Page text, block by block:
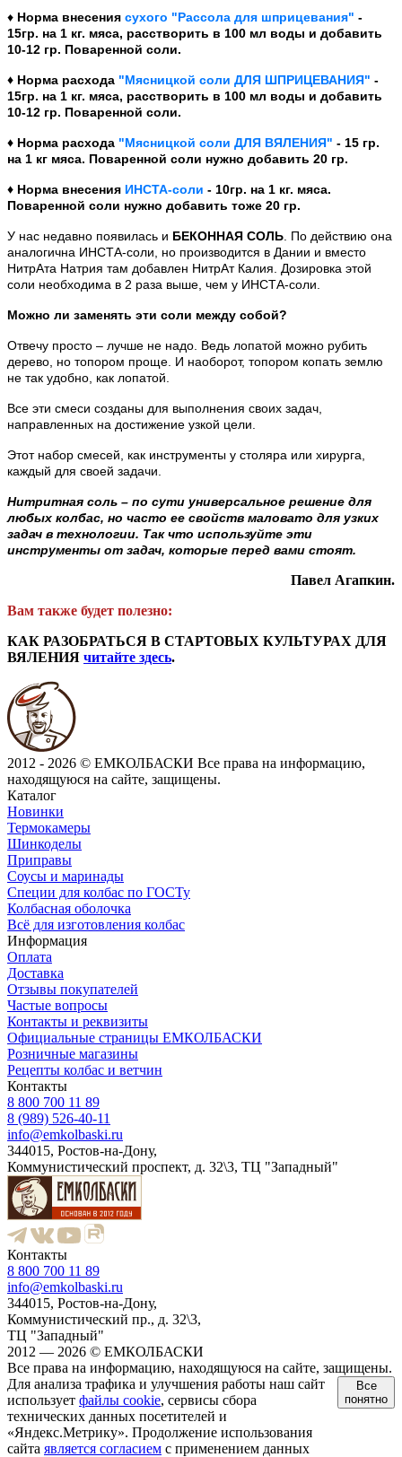
​♦ Норма внесения сухого "Рассола для шприцевания" -
15гр. на 1 кг. мяса, расстворить в 100 мл воды и добавить
10-12 гр. Поваренной соли.
♦ Норма расхода "Мясницкой соли ДЛЯ ШПРИЦЕВАНИЯ" -
15гр. на 1 кг. мяса, расстворить в 100 мл воды и добавить
10-12 гр. Поваренной соли.
♦ Норма расхода "Мясницкой соли ДЛЯ ВЯЛЕНИЯ" - 15 гр.
на 1 кг мяса. Поваренной соли нужно добавить 20 гр.
♦ Норма внесения ИНСТА-соли - 10гр. на 1 кг. мяса.
Поваренной соли нужно добавить тоже 20 гр.
У нас недавно появилась и БЕКОННАЯ СОЛЬ . По действию она
аналогична ИНСТА-соли, но производится в Дании и вместо
НитрАта Натрия там добавлен НитрАт Калия. Дозировка этой
соли необходима в 2 раза выше, чем у ИНСТА-соли.
Можно ли заменять эти соли между собой?
Отвечу просто – лучше не надо. Ведь лопатой можно рубить
дерево, но топором проще. И наоборот, топором копать землю
не так удобно, как лопатой.
Все эти смеси созданы для выполнения своих задач,
направленных на достижение узкой цели.
Этот набор смесей, как инструменты у столяра или хирурга,
каждый для своей задачи.
Нитритная соль – по сути универсальное решение для
любых колбас, но часто ее свойств маловато для узких
задач в технологии. Так что используйте эти
инструменты от задач, которые перед вами стоят.
Павел Агапкин.
Вам также будет полезно:
КАК РАЗОБРАТЬСЯ В СТАРТОВЫХ КУЛЬТУРАХ ДЛЯ
ВЯЛЕНИЯ читайте здесь.
2012 - 2026 © ЕМКОЛБАСКИ Все права на информацию,
находящуюся на сайте, защищены.
Каталог
Новинки
Термокамеры
Шинкоделы
Приправы
Соусы и маринады
Специи для колбас по ГОСТу
Колбасная оболочка
Всё для изготовления колбас
Информация
Оплата
Доставка
Отзывы покупателей
Частые вопросы
Контакты и реквизиты
Официальные страницы ЕМКОЛБАСКИ
Розничные магазины
Рецепты колбас и ветчин
Контакты
8 800 700 11 89
8 (989) 526-40-11
info@emkolbaski.ru
344015, Ростов-на-Дону,
Коммунистический проспект, д. 32\3, ТЦ "Западный"
Контакты
8 800 700 11 89
info@emkolbaski.ru
344015, Ростов-на-Дону,
Коммунистический пр., д. 32\3,
ТЦ "Западный"
2012 — 2026 © ЕМКОЛБАСКИ
Все права на информацию, находящуюся на сайте, защищены.
Для анализа трафика и улучшения работы наш сайт
использует файлы cookie, сервисы сбора
технических данных посетителей и
«Яндекс.Метрику». Продолжение использования
сайта является согласием с применением данных
Все
понятно